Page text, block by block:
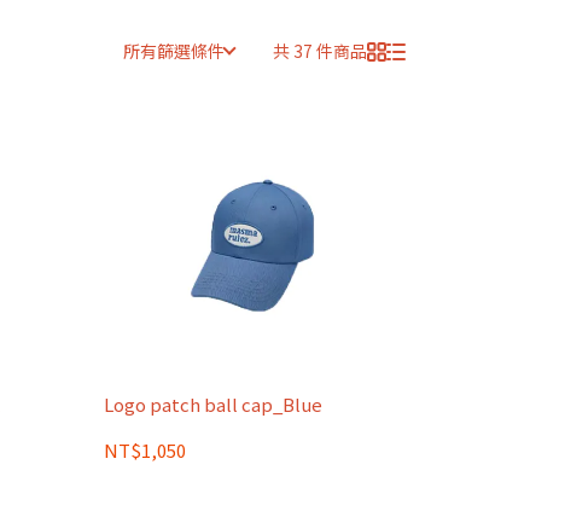
所有篩選條件 共 37 件商品
Logo patch ball cap_Blue
NT$1,050